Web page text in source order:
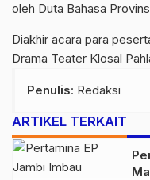
oleh Duta Bahasa
Diakhir acara para
Drama Teater Klosal
Penulis: Redaksi
ARTIKEL TERKAIT